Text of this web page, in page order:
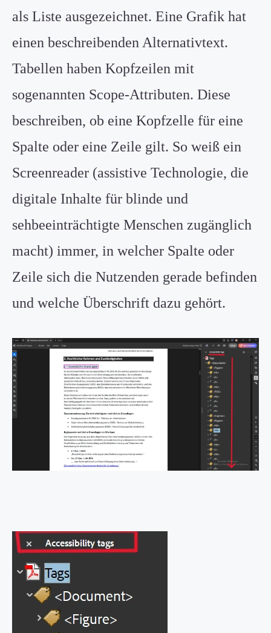
als Liste ausgezeichnet. Eine Grafik hat
einen beschreibenden Alternativtext.
Tabellen haben Kopfzeilen mit
sogenannten Scope-Attributen. Diese
beschreiben, ob eine Kopfzelle für eine
Spalte oder eine Zeile gilt. So weiß ein
Screenreader (assistive Technologie, die
digitale Inhalte für blinde und
sehbeeinträchtigte Menschen zugänglich
macht) immer, in welcher Spalte oder
Zeile sich die Nutzenden gerade befinden
und welche Überschrift dazu gehört.